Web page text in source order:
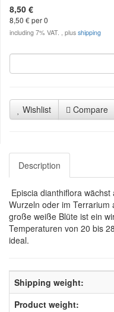
8,50 €
8,50 € per 0
including 7% VAT. , plus shipping
Wishlist Compare
Description
Episcia dianthiflora
Wurzeln oder im Terrarium
große weiße Blüte ist ein
Temperaturen von 20 bis
ideal.
Shipping weight:
Product weight: